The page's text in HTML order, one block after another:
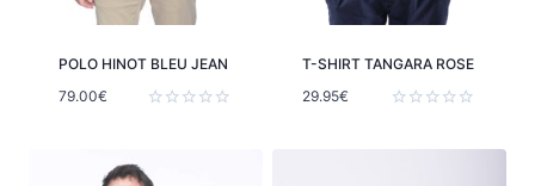
POLO HINOT BLEU JEAN
5
79.00€
T-SHIRT TANGARA ROSE
29.95€